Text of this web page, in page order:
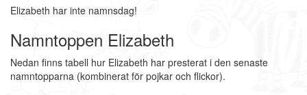
Elizabeth har inte namnsdag!
Namntoppen Elizabeth
Nedan finns tabell hur Elizabeth har presterat i den senaste
namntopparna (kombinerat för pojkar och flickor).